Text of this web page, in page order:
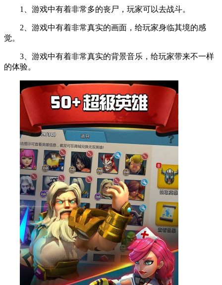
1、游戏中有着非常多的丧尸，玩家可以去战斗。
2、游戏中有着非常真实的画面，给玩家身临其境的感
觉。
3、游戏中有着非常真实的背景音乐，给玩家带来不一样
的体验。